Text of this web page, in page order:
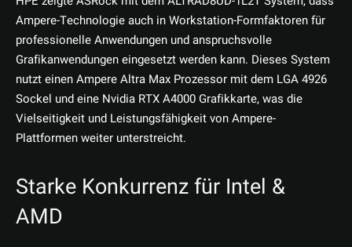
Ampere-Technologie auch in Workstation-Formfaktoren für
professionelle Anwendungen und anspruchsvolle
Grafikanwendungen eingesetzt werden kann. Dieses System
nutzt einen Ampere Altra Max Prozessor mit dem LGA 4926
Sockel und eine Nvidia RTX A4000 Grafikkarte, was die
Vielseitigkeit und Leistungsfähigkeit von Ampere-
Plattformen weiter unterstreicht.
Starke Konkurrenz für Intel &
AMD